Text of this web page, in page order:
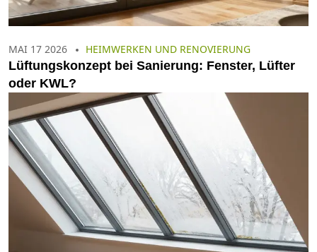
MAI 17 2026 HEIMWERKEN UND RENOVIERUNG
Lüftungskonzept bei Sanierung: Fenster, Lüfter
oder KWL?